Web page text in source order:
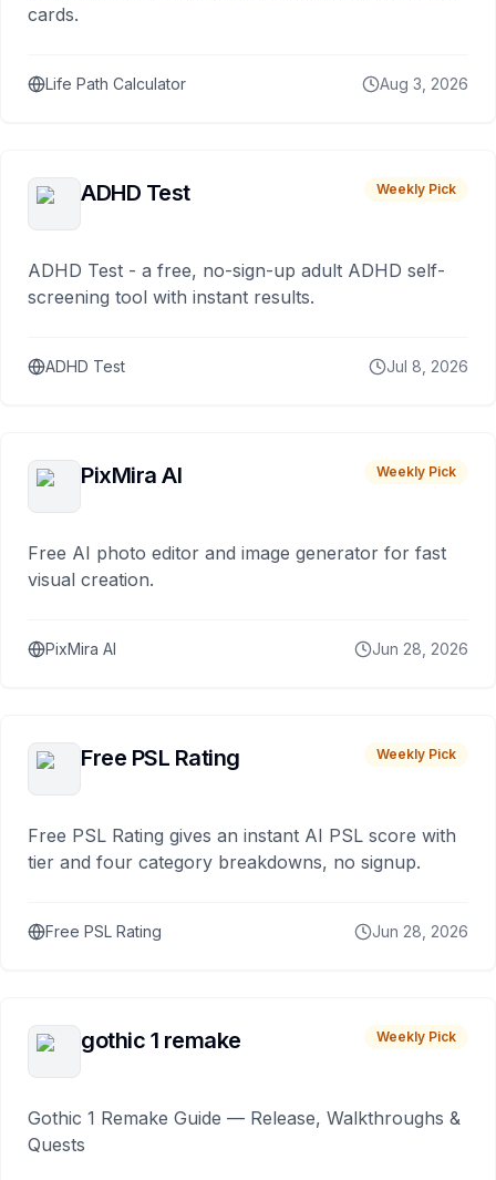
cards.
Life Path Calculator Aug 3, 2026
ADHD Test Weekly Pick
ADHD Test - a free, no-sign-up adult ADHD self-
screening tool with instant results.
ADHD Test Jul 8, 2026
PixMira AI Weekly Pick
Free AI photo editor and image generator for fast
visual creation.
PixMira AI Jun 28, 2026
Free PSL Rating Weekly Pick
Free PSL Rating gives an instant AI PSL score with
tier and four category breakdowns, no signup.
Free PSL Rating Jun 28, 2026
gothic 1 remake Weekly Pick
Gothic 1 Remake Guide — Release, Walkthroughs &
Quests